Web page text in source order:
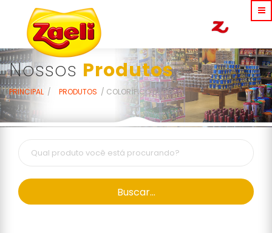
Nossos Produtos
PRINCIPAL PRODUTOS COLORÍFICO 500G
Buscar...